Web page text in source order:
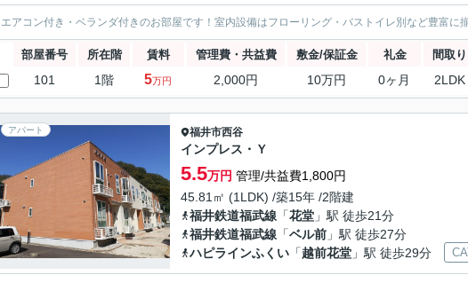
エアコン付き・ベランダ付きのお部屋です！室内設備はフローリング・バストイレ別など豊富に
部屋番号 所在階 賃料 管理費・共益費 敷金/保証金 礼金 間取り
101 1階 5万円 2,000円 10万円 0ヶ月 2LDK
アパート 福井市西谷
インプレス・Ｙ
5.5万円 管理/共益費1,800円
45.81㎡ (1LDK) /築15年 /2階建
福井鉄道福武線 「花堂 」駅 徒歩21分
福井鉄道福武線 「ベル前 」駅 徒歩27分
ハピラインふくい 「越前花堂 」駅 徒歩29分